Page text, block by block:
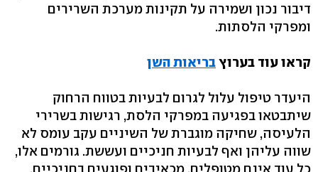
דיבור נכון ושמירה על תקינות מערכת השרירים
ומפרקי הלסתות.
קראו עוד בערוץבריאות השן
היעדר טיפול עלול לגרום לבעיות בטווח הרחוק
שיתבטאו בפגיעה במפרקי הלסת, רגישות בשרירי
הלעיסה, שחיקה מוגברת של השיניים עקב עומס לא
שווה עליהן ואף לבעיות חניכיים ועששת. גורמים אלו,